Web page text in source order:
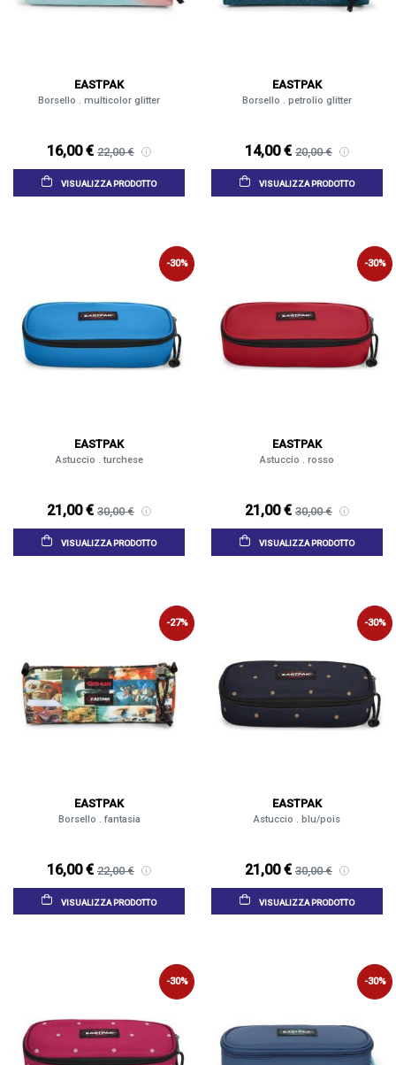
EASTPAK
Borsello . multicolor glitter
16,00 € 22,00 €
VISUALIZZA PRODOTTO
EASTPAK
Borsello . petrolio glitter
14,00 € 20,00 €
VISUALIZZA PRODOTTO
-30%
EASTPAK
Astuccio . turchese
21,00 € 30,00 €
VISUALIZZA PRODOTTO
-30%
EASTPAK
Astuccio . rosso
21,00 € 30,00 €
VISUALIZZA PRODOTTO
-27%
EASTPAK
Borsello . fantasia
16,00 € 22,00 €
VISUALIZZA PRODOTTO
-30%
EASTPAK
Astuccio . blu/pois
21,00 € 30,00 €
VISUALIZZA PRODOTTO
-30% -30%